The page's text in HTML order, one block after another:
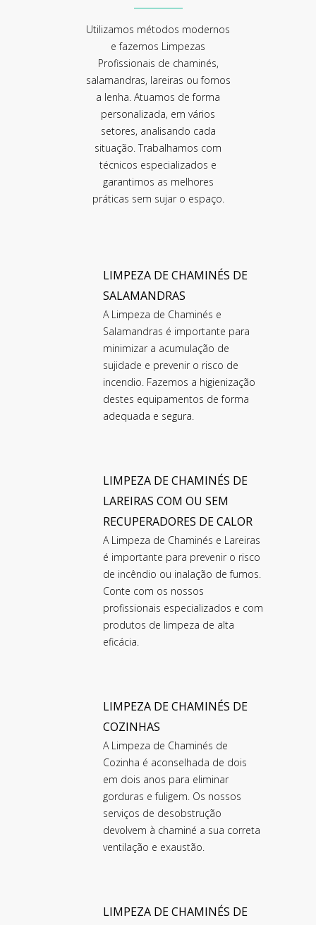
Utilizamos métodos modernos
e fazemos Limpezas
Profissionais de chaminés,
salamandras, lareiras ou fornos
a lenha. Atuamos de forma
personalizada, em vários
setores, analisando cada
situação. Trabalhamos com
técnicos especializados e
garantimos as melhores
práticas sem sujar o espaço.
LIMPEZA DE CHAMINÉS DE
SALAMANDRAS
A Limpeza de Chaminés e
Salamandras é importante para
minimizar a acumulação de
sujidade e prevenir o risco de
incendio. Fazemos a higienização
destes equipamentos de forma
adequada e segura.
LIMPEZA DE CHAMINÉS DE
LAREIRAS COM OU SEM
RECUPERADORES DE CALOR
A Limpeza de Chaminés e Lareiras
é importante para prevenir o risco
de incêndio ou inalação de fumos.
Conte com os nossos
profissionais especializados e com
produtos de limpeza de alta
eficácia.
LIMPEZA DE CHAMINÉS DE
COZINHAS
A Limpeza de Chaminés de
Cozinha é aconselhada de dois
em dois anos para eliminar
gorduras e fuligem. Os nossos
serviços de desobstrução
devolvem à chaminé a sua correta
ventilação e exaustão.
LIMPEZA DE CHAMINÉS DE